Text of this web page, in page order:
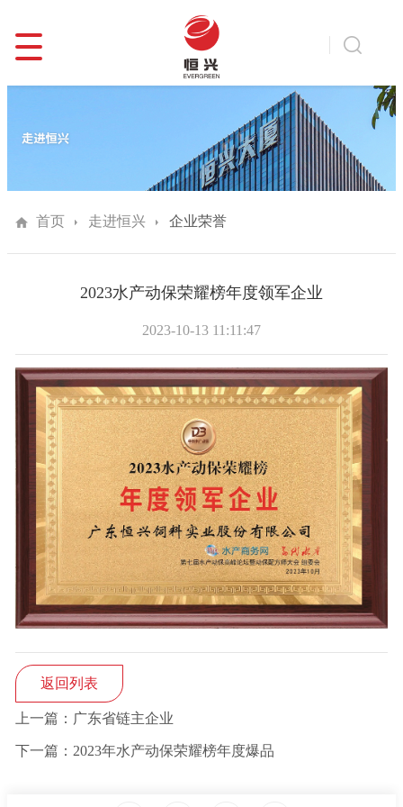
首页 走进恒兴 企业荣誉
2023水产动保荣耀榜年度领军企业
2023-10-13 11:11:47
返回列表
上一篇：广东省链主企业
下一篇：2023年水产动保荣耀榜年度爆品